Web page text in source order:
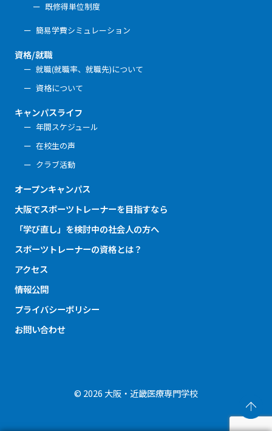
既修得単位制度
簡易学費シミュレーション
資格/就職
就職(就職率、就職先)について
資格について
キャンパスライフ
年間スケジュール
在校生の声
クラブ活動
オープンキャンパス
大阪でスポーツトレーナーを目指すなら
「学び直し」を検討中の社会人の方へ
スポーツトレーナーの資格とは？
アクセス
情報公開
プライバシーポリシー
お問い合わせ
© 2026 大阪・近畿医療専門学校